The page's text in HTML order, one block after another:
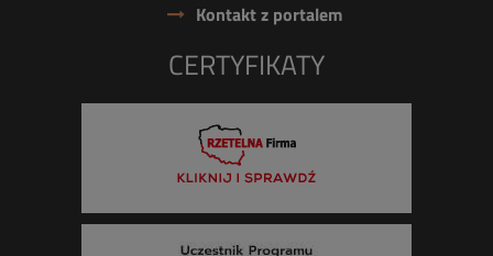
Kontakt z portalem
CERTYFIKATY